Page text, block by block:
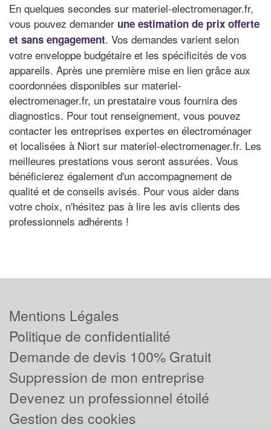
En quelques secondes sur materiel-electromenager.fr,
vous pouvez demander une estimation de prix offerte
et sans engagement. Vos demandes varient selon
votre enveloppe budgétaire et les spécificités de vos
appareils. Après une première mise en lien grâce aux
coordonnées disponibles sur materiel-
electromenager.fr, un prestataire vous fournira des
diagnostics. Pour tout renseignement, vous pouvez
contacter les entreprises expertes en électroménager
et localisées à Niort sur materiel-electromenager.fr. Les
meilleures prestations vous seront assurées. Vous
bénéficierez également d'un accompagnement de
qualité et de conseils avisés. Pour vous aider dans
votre choix, n'hésitez pas à lire les avis clients des
professionnels adhérents !
Mentions Légales
Politique de confidentialité
Demande de devis 100% Gratuit
Suppression de mon entreprise
Devenez un professionnel étoilé
Gestion des cookies